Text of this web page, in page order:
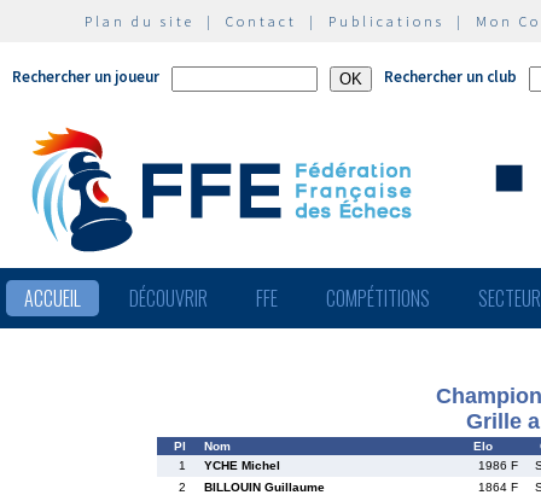
Plan du site | Contact | Publications | Mon
Rechercher un joueur Rechercher un club
ACCUEIL DÉCOUVRIR FFE COMPÉTITIONS
Grille
Pl Nom Elo
1
YCHE Michel 1986 F
2
BILLOUIN Guillaume 1864 F